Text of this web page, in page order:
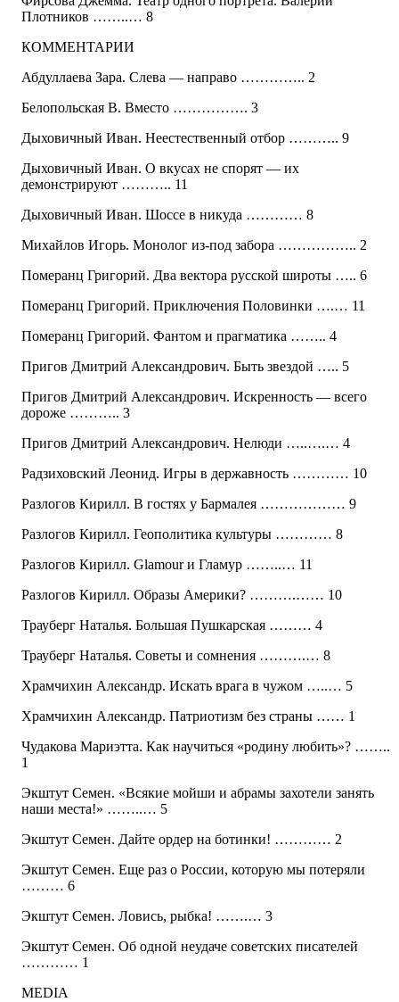
Плотников ……..… 8
КОММЕНТАРИИ
Абдуллаева Зара. Слева — направо ………….. 2
Белопольская В. Вместо ……………. 3
Дыховичный Иван. Неестественный отбор ……….. 9
Дыховичный Иван. О вкусах не спорят — их
демонстрируют ……….. 11
Дыховичный Иван. Шоссе в никуда ………… 8
Михайлов Игорь. Монолог из-под забора …………….. 2
Померанц Григорий. Два вектора русской широты ….. 6
Померанц Григорий. Приключения Половинки ….… 11
Померанц Григорий. Фантом и прагматика …….. 4
Пригов Дмитрий Александрович. Быть звездой ….. 5
Пригов Дмитрий Александрович. Искренность — всего
дороже ……….. 3
Пригов Дмитрий Александрович. Нелюди …..….… 4
Радзиховский Леонид. Игры в державность ………… 10
Разлогов Кирилл. В гостях у Бармалея ……………… 9
Разлогов Кирилл. Геополитика культуры ………… 8
Разлогов Кирилл. Glamour и Гламур ……..… 11
Разлогов Кирилл. Образы Америки? ……….…… 10
Трауберг Наталья. Большая Пушкарская ……… 4
Трауберг Наталья. Советы и сомнения ……….… 8
Храмчихин Александр. Искать врага в чужом …..… 5
Храмчихин Александр. Патриотизм без страны …… 1
Чудакова Мариэтта. Как научиться «родину любить»? ……..
1
Экштут Семен. «Всякие мойши и абрамы захотели занять
наши места!» ……..… 5
Экштут Семен. Дайте ордер на ботинки! ………… 2
Экштут Семен. Еще раз о России, которую мы потеряли
……… 6
Экштут Семен. Ловись, рыбка! …….… 3
Экштут Семен. Об одной неудаче советских писателей
………… 1
MEDIA